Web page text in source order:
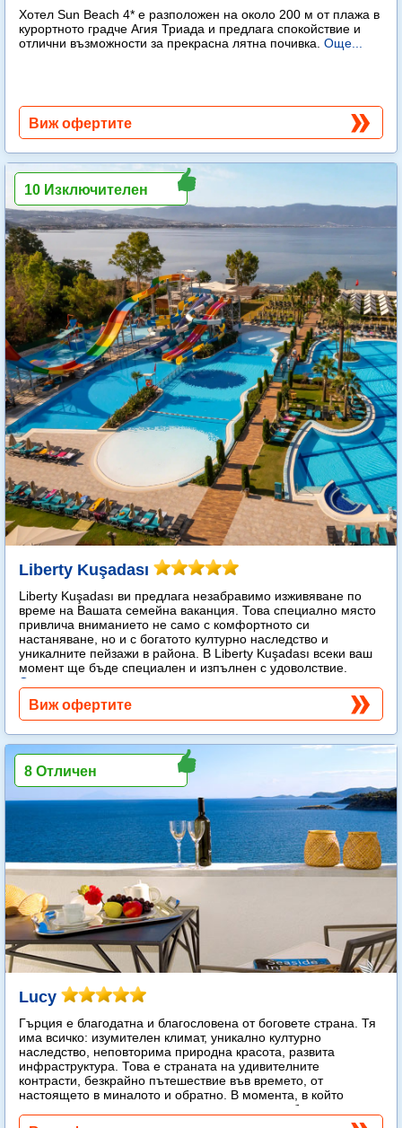
Хотел Sun Beach 4* е разположен на около 200 м от плажа в
курортното градче Агия Триада и предлага спокойствие и
отлични възможности за прекрасна лятна почивка. Още...
Виж офертите
Liberty Kuşadası
Liberty Kuşadası ви предлага незабравимо изживяване по
време на Вашата семейна ваканция. Това специално място
привлича вниманието не само с комфортното си
настаняване, но и с богатото културно наследство и
уникалните пейзажи в района. В Liberty Kuşadası всеки ваш
момент ще бъде специален и изпълнен с удоволствие.
Още...
10 Изключителен
Виж офертите
Lucy
Гърция е благодатна и благословена от боговете страна. Тя
има всичко: изумителен климат, уникално културно
наследство, неповторима природна красота, развита
инфраструктура. Това е страната на удивителните
контрасти, безкрайно пътешествие във времето, от
настоящето в миналото и обратно. В момента, в който
стъпите на гръцка земя, веднага попадате в обятията на
слънцето.
8 Отличен